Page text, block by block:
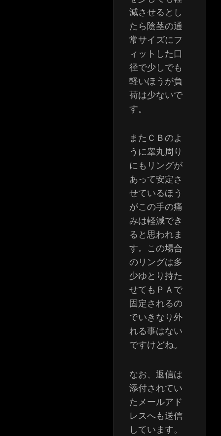
減させるとし
たら陰茎の通
常サイズにフ
ィットした口
径で少しでも
軽いほうが負
荷は少ないで
す。
またＣＢのよ
うに睾丸周り
にもリングが
あって安定さ
せているほう
がこの手の痛
みは軽減でき
ると思われま
す。この場合
のリングは多
少ゆとり持た
せてもＰＡで
固定されるの
でいきなり外
れる事はない
ですけどね。
なお、返信は
添付されてい
たメールアド
レスへも送信
しています。